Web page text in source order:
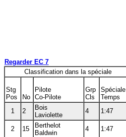
Regarder EC 7
Classification dans la spéciale
Stg
Pos
No
Pilote
Co-Pilote
Grp
Cls
Spéciale
Temps
1
2
Bois
Laviolette
4 1:47
2 15
Berthelot
Baldwin
4 1:47